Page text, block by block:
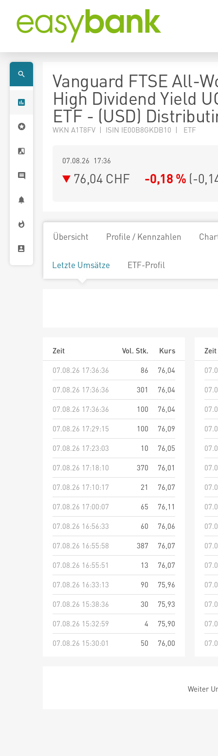
Vanguard FTSE All-
High Dividend Yield
ETF - (USD)
WKN A1T8FV | ISIN IE00B8GKDB10 | ETF
07.08.26 17:36
76,04 CHF -0,18 % (-
Übersicht Profile / Kennzahlen
Letzte Umsätze ETF-Profil
Zeit Vol. Stk.
Kurs
07.08.26 17:36:36
86
76,04
07.08.26 17:36:36
301
76,04
07.08.26 17:36:36
100
76,04
07.08.26 17:29:15
100
76,09
07.08.26 17:23:03
10
76,05
07.08.26 17:18:10
370
76,01
07.08.26 17:10:17
21
76,07
07.08.26 17:00:07
65
76,11
07.08.26 16:56:33
60
76,06
07.08.26 16:55:58
387
76,07
07.08.26 16:55:51
13
76,07
07.08.26 16:33:13
90
75,96
07.08.26 15:38:36
30
75,93
07.08.26 15:32:59
4
75,90
07.08.26 15:30:01
50 76,00
Zeit
Weiter